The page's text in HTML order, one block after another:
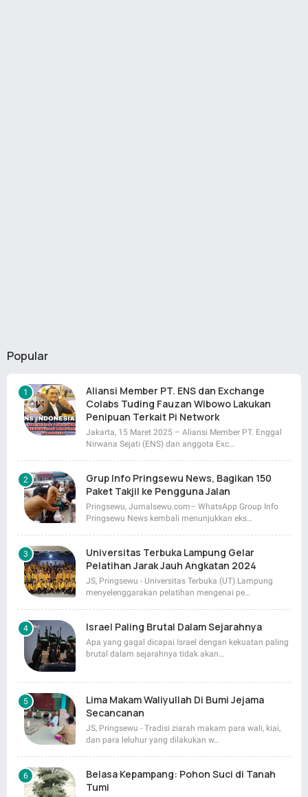
Popular
Aliansi Member PT. ENS dan Exchange
Colabs Tuding Fauzan Wibowo Lakukan
Penipuan Terkait Pi Network
Jakarta, 15 Maret 2025 – Aliansi Member PT. Enggal
Nirwana Sejati (ENS) dan anggota Exc…
Grup Info Pringsewu News, Bagikan 150
Paket Takjil ke Pengguna Jalan
Pringsewu, Jurnalsewu.com– WhatsApp Group Info
Pringsewu News kembali menunjukkan eks…
Universitas Terbuka Lampung Gelar
Pelatihan Jarak Jauh Angkatan 2024
JS, Pringsewu - Universitas Terbuka (UT) Lampung
menyelenggarakan pelatihan mengenai pe…
Israel Paling Brutal Dalam Sejarahnya
Apa yang gagal dicapai Israel dengan kekuatan paling
brutal dalam sejarahnya tidak akan…
Lima Makam Waliyullah Di Bumi Jejama
Secancanan
JS, Pringsewu - Tradisi ziarah makam para wali, kiai,
dan para leluhur yang dilakukan w…
Belasa Kepampang: Pohon Suci di Tanah
Tumi